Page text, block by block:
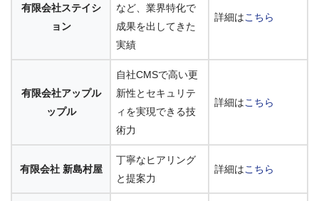
有限会社ステイシ
ョン
など、業界特化で
成果を出してきた
実績
詳細はこちら
有限会社アップル
ップル
自社CMSで高い更
新性とセキュリテ
ィを実現できる技
術力
詳細はこちら
有限会社 新島村屋
丁寧なヒアリング
と提案力
詳細はこちら